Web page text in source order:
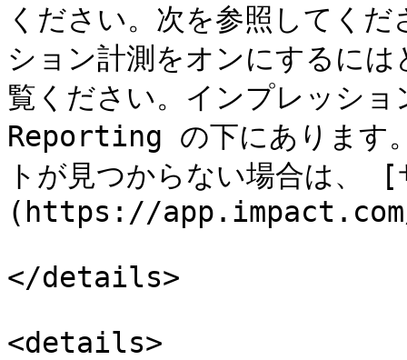
ください。次を参照してく
ション計測をオンにするに
覧ください。インプレッシ
Reporting の下にあります
トが見つからない場合は、
(https://
</details>
<details>